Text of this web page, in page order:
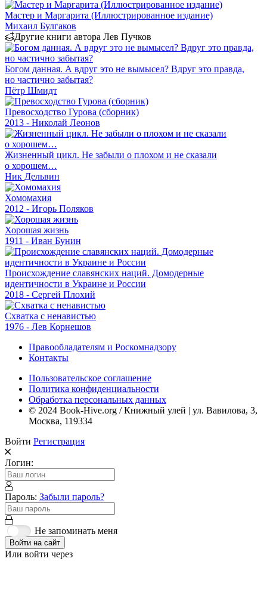
Мастер и Маргарита (Иллюстрированное издание)
Михаил Булгаков
Другие книги автора Лев Пучков
Богом данная. А вдруг это не вымысел? Вдруг это правда,
но частично забытая?
Пётр Шмидт
Превосходство Гурова (сборник)
2013 - Николай Леонов
Жизненный цикл. Не забыли о плохом и не сказали
о хорошем…
Ник Дельвин
Хомомахия
2012 - Игорь Поляков
Хорошая жизнь
1911 - Иван Бунин
Происхождение славянских наций. Домодерные
идентичности в Украине и России
2018 - Сергей Плохий
Схватка с ненавистью
1976 - Лев Корнешов
Правообладателям и Роскомнадзору
Контакты
Пользовательское соглашение
Политика конфиденциальности
Обработка персональных данных
© 2024 Book-Hive.org / Книжный улей | ул. Вавилова, 3,
Москва, 119334
Войти Регистрация
Логин:
Пароль: Забыли пароль?
Не запоминать меня
Войти на сайт
Или войти через